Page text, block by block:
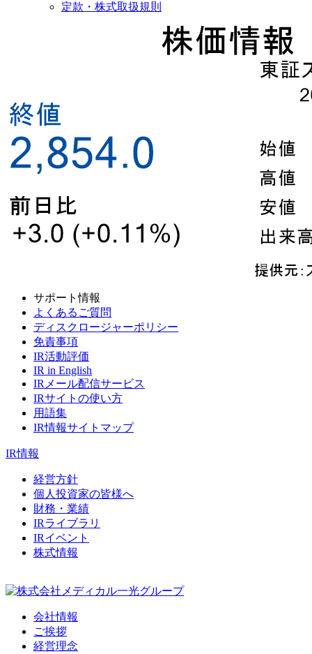
定款・株式取扱規則
サポート情報
よくあるご質問
ディスクロージャーポリシー
免責事項
IR活動評価
IR in English
IRメール配信サービス
IRサイトの使い方
用語集
IR情報サイトマップ
IR情報
経営方針
個人投資家の皆様へ
財務・業績
IRライブラリ
IRイベント
株式情報
会社情報
ご挨拶
経営理念